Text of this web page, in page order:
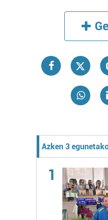
Azken 3
1